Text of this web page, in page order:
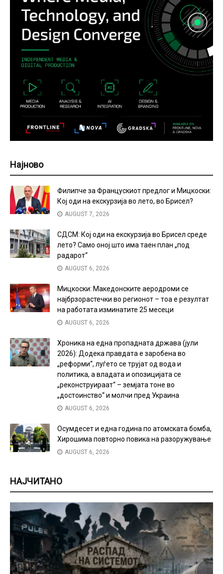
Најново
Филипче за Францускиот предлог и Мицкоски:
Кој оди на екскурзија во лето, во Брисел?
AUGUST 7, 2026
СДСМ: Кој оди на екскурзија во Брисел среде
лето? Само оној што има таен план „под
радарот“
AUGUST 6, 2026
Мицкоски: Македонските аеродроми се
најбрзорастечки во регионот – тоа е резултат
на работата изминатите 25 месеци
AUGUST 6, 2026
Хроника на една пропадната држава (јули
2026): Додека правдата е заробена во
„реформи“, луѓето се трујат од вода и
политика, а владата и опозицијата се
„реконструираат“ – земјата тоне во
„достоинство“ и молчи пред Украина
AUGUST 6, 2026
Осумдесет и една година по атомската бомба,
Хирошима повторно повика на разоружување
AUGUST 6, 2026
НАЈЧИТАНО